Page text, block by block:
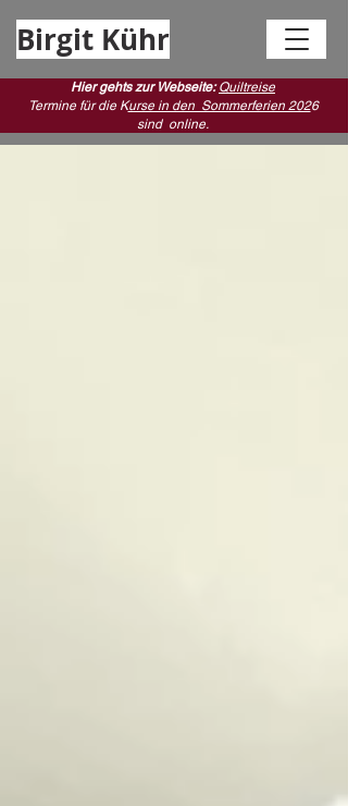
Birgit Kühr
Hier gehts zur Webseite:Quiltreise
Termine für die Kurse in den Sommerferien 2026
sind online.